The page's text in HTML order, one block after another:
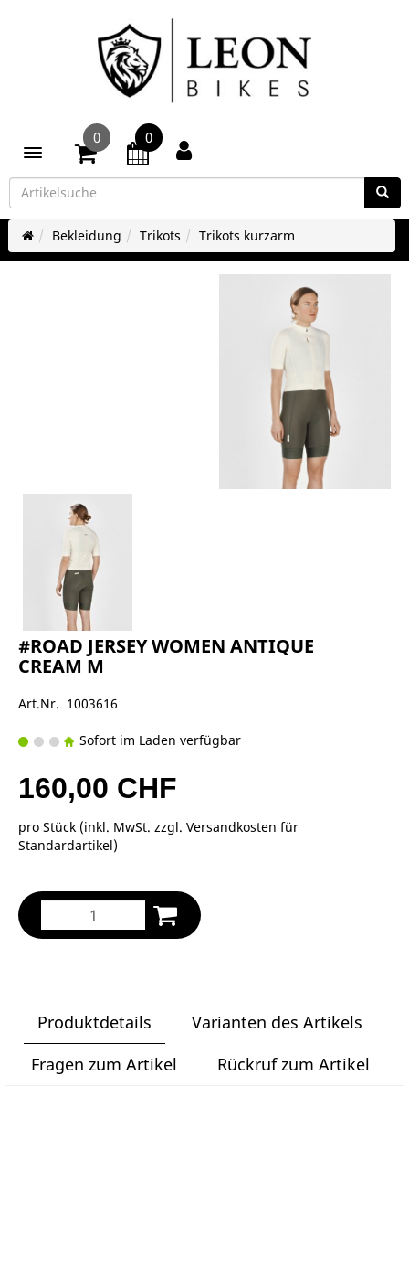
Toggle navigation
0 0
Bekleidung Trikots Trikots kurzarm
#ROAD JERSEY WOMEN ANTIQUE
CREAM M
Art.Nr. 1003616
Sofort im Laden verfügbar
160,00 CHF
pro Stück (inkl. MwSt. zzgl. Versandkosten für
Standardartikel)
Produktdetails
Varianten des Artikels
Fragen zum Artikel
Rückruf zum Artikel